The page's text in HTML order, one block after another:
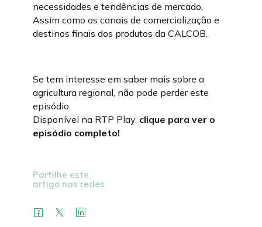
necessidades e tendências de mercado.
Assim como os canais de comercialização e
destinos finais dos produtos da CALCOB.
Se tem interesse em saber mais sobre a
agricultura regional, não pode perder este
episódio.
Disponível na RTP Play, clique para ver o
episódio completo!
Partilhe este
artigo nas redes